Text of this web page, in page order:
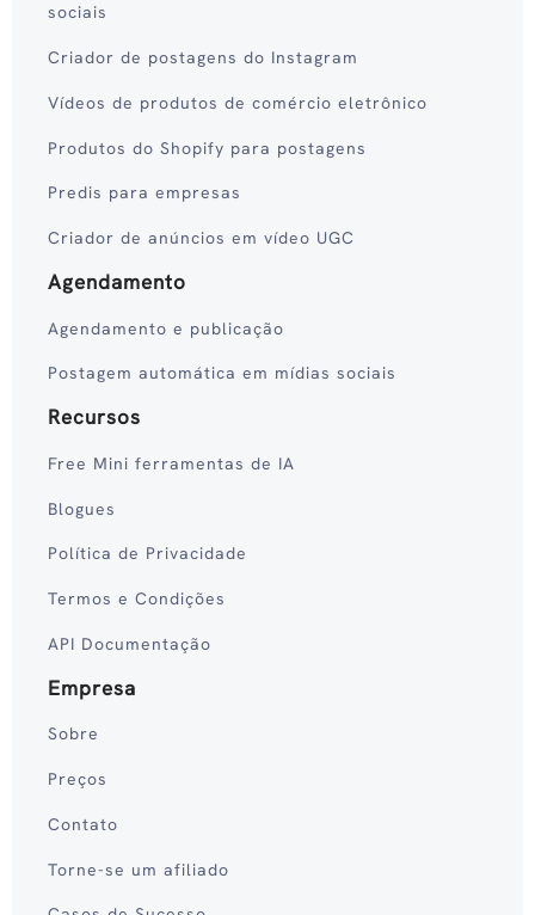
sociais
Criador de postagens do Instagram
Vídeos de produtos de comércio eletrônico
Produtos do Shopify para postagens
Predis para empresas
Criador de anúncios em vídeo UGC
Agendamento
Agendamento e publicação
Postagem automática em mídias sociais
Recursos
Free Mini ferramentas de IA
Blogues
Política de Privacidade
Termos e Condições
API Documentação
Empresa
Sobre
Preços
Contato
Torne-se um afiliado